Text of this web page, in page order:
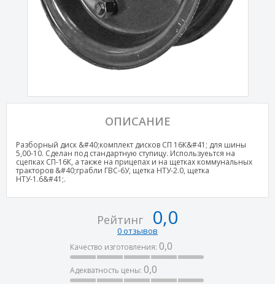
ОПИСАНИЕ
Разборный диск &#40;комплект дисков СП 16К&#41; для шины
5,00-10. Сделан под стандартную ступицу. Используеьтся на
сцепках СП-16К, а также на прицепах и на щетках коммунальных
тракторов &#40;грабли ГВС-6У, щетка НТУ-2.0, щетка
НТУ-1.6&#41;.
Рейтинг 0,0
0 отзывов
Качество изготовления: 0,0
Адекватность цены: 0,0